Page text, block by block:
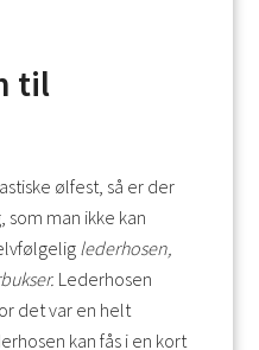
til
ølfest, så er der
man ikke kan
lederhosen,
Lederhosen
det var en helt
kan fås i en kort